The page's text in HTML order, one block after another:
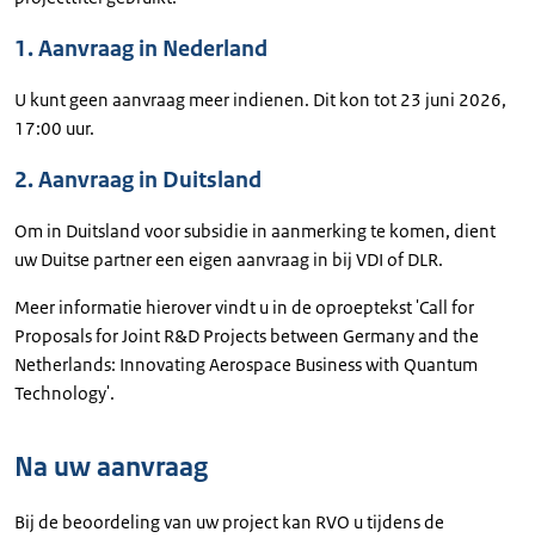
1. Aanvraag in Nederland
U kunt geen aanvraag meer indienen. Dit kon tot 23 juni 2026,
17:00 uur.
2. Aanvraag in Duitsland
Om in Duitsland voor subsidie in aanmerking te komen, dient
uw Duitse partner een eigen aanvraag in bij VDI of DLR.
Meer informatie hierover vindt u in de oproeptekst 'Call for
Proposals for Joint R&D Projects between Germany and the
Netherlands: Innovating Aerospace Business with Quantum
Technology'.
Na uw aanvraag
Bij de beoordeling van uw project kan RVO u tijdens de